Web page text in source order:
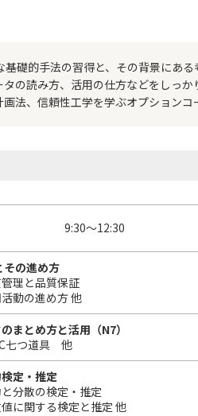
礎的手法の習得と、その背景にあ
の読み方、活用の仕方などをしっ
法、信頼性工学を学ぶオプションコ
9:30～12:30
その進め方
管理と品質保証
活動の進め方 他
まとめ方と活用（N7）
七つ道具 他
定・推定
と分散の検定・推定
値に関する検定と推定 他